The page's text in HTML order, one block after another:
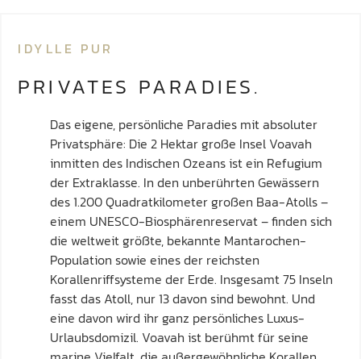
IDYLLE PUR
PRIVATES PARADIES.
Das eigene, persönliche Paradies mit absoluter
Privatsphäre: Die 2 Hektar große Insel Voavah
inmitten des Indischen Ozeans ist ein Refugium
der Extraklasse. In den unberührten Gewässern
des 1.200 Quadratkilometer großen Baa-Atolls –
einem UNESCO-Biosphärenreservat – finden sich
die weltweit größte, bekannte Mantarochen-
Population sowie eines der reichsten
Korallenriffsysteme der Erde. Insgesamt 75 Inseln
fasst das Atoll, nur 13 davon sind bewohnt. Und
eine davon wird ihr ganz persönliches Luxus-
Urlaubsdomizil. Voavah ist berühmt für seine